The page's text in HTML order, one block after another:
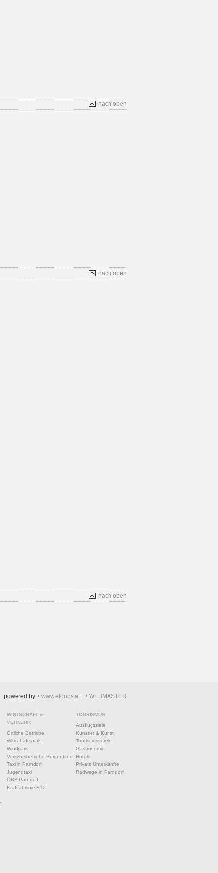
nach oben
nach oben
nach oben
powered by www.eloops.at WEBMASTER
WIRTSCHAFT &
VERKEHR
Örtliche Betriebe
Wirtschaftspark
Windpark
Verkehrsbetriebe Burgenland
Taxi in Parndorf
Jugendtaxi
ÖBB Parndorf
Kraftfahrlinie B10
TOURISMUS
Ausflugsziele
Künstler & Kunst
Tourismusverein
Gastronomie
Hotels
Private Unterkünfte
Radwege in Parndorf